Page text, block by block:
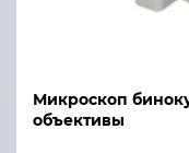
Микроскоп
объективы